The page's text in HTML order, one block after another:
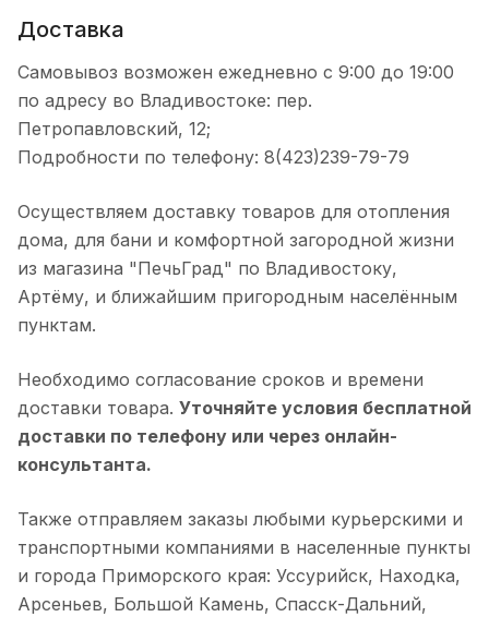
Доставка
Самовывоз возможен ежедневно с 9:00 до 19:00
по адресу во Владивостоке: пер.
Петропавловский, 12;
Подробности по телефону: 8(423)239-79-79
Осуществляем доставку товаров для отопления
дома, для бани и комфортной загородной жизни
из магазина "ПечьГрад" по Владивостоку,
Артёму, и ближайшим пригородным населённым
пунктам.
Необходимо согласование сроков и времени
доставки товара. Уточняйте условия бесплатной
доставки по телефону или через онлайн-
консультанта.
Также отправляем заказы любыми курьерскими и
транспортными компаниями в населенные пункты
и города Приморского края: Уссурийск, Находка,
Арсеньев, Большой Камень, Спасск-Дальний,